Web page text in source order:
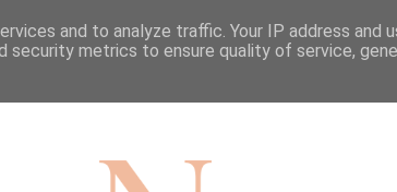
HOME TRAVEL BLOG
and to analyze traffic. Your IP address and
security metrics to ensure quality of service,